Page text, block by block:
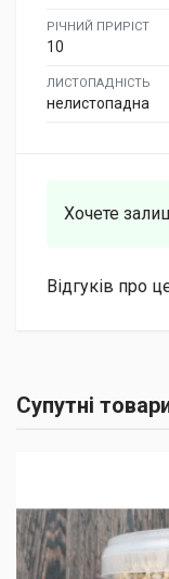
РІЧНИЙ ПРИРІСТ
10
ЛИСТОПАДНІСТЬ
нелистопадна
Хочете
Відгуків про
Супутні